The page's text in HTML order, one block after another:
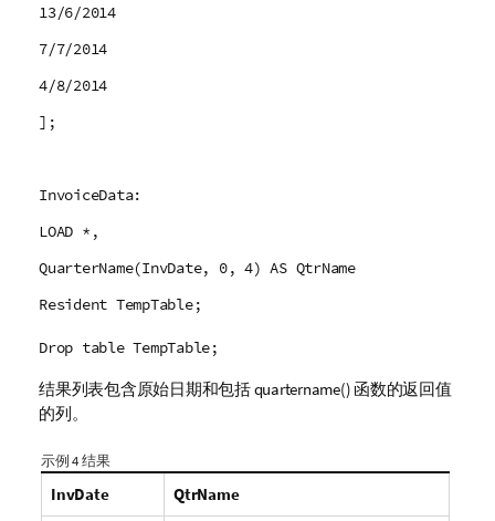
13/6/2014
7/7/2014
4/8/2014
];
InvoiceData:
LOAD *,
QuarterName(InvDate, 0, 4) AS QtrName
Resident TempTable;
Drop table TempTable;
结果列表包含原始日期和包括quartername() 函数的返回值
的列。
示例 4 结果
InvDate QtrName